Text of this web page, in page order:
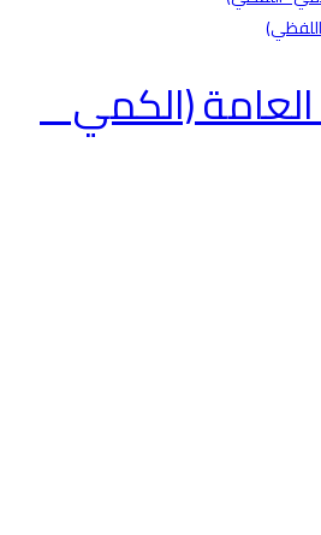
العامة (الكمي _